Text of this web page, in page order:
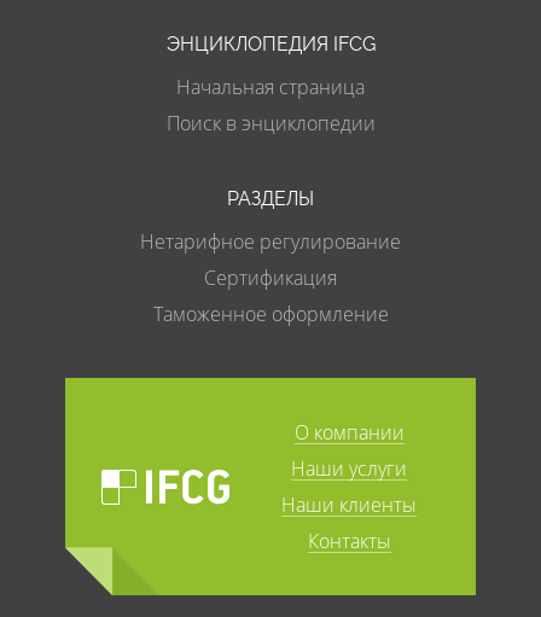
ЭНЦИКЛОПЕДИЯ IFCG
Начальная страница
Поиск в энциклопедии
РАЗДЕЛЫ
Нетарифное регулирование
Сертификация
Таможенное оформление
О компании
Наши услуги
Наши клиенты
Контакты